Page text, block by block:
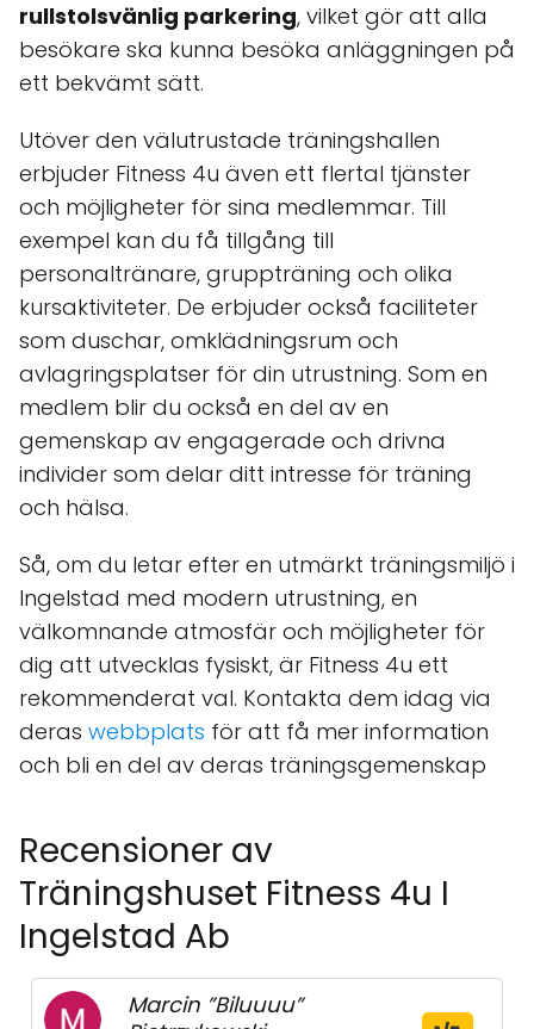
rullstolsvänlig parkering, vilket gör att alla
besökare ska kunna besöka anläggningen på
ett bekvämt sätt.
Utöver den välutrustade träningshallen
erbjuder Fitness 4u även ett flertal tjänster
och möjligheter för sina medlemmar. Till
exempel kan du få tillgång till
personaltränare, gruppträning och olika
kursaktiviteter. De erbjuder också faciliteter
som duschar, omklädningsrum och
avlagringsplatser för din utrustning. Som en
medlem blir du också en del av en
gemenskap av engagerade och drivna
individer som delar ditt intresse för träning
och hälsa.
Så, om du letar efter en utmärkt träningsmiljö i
Ingelstad med modern utrustning, en
välkomnande atmosfär och möjligheter för
dig att utvecklas fysiskt, är Fitness 4u ett
rekommenderat val. Kontakta dem idag via
deras webbplats för att få mer information
och bli en del av deras träningsgemenskap
Recensioner av
Träningshuset Fitness 4u I
Ingelstad Ab
Marcin ”Biluuuu”